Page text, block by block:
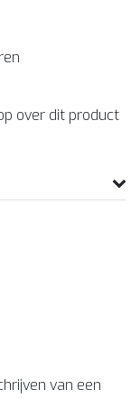
over dit product
van een